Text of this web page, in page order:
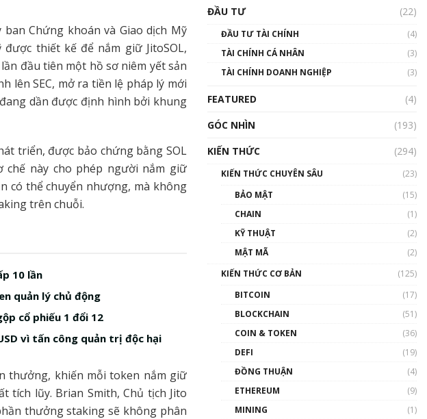
Chứng khoán và Giao dịch Mỹ
được thiết kế để nắm giữ JitoSOL,
đầu tiên một hồ sơ niêm yết sản
lên SEC, mở ra tiền lệ pháp lý mới
dần được định hình bởi khung
triển, được bảo chứng bằng SOL
chế này cho phép người nắm giữ
có thể chuyển nhượng, mà không
trên chuỗi.
10 lần
quản lý chủ động
cổ phiếu 1 đổi 12
vì tấn công quản trị độc hại
thưởng, khiến mỗi token nắm giữ
tích lũy. Brian Smith, Chủ tịch Jito
thưởng staking sẽ không phân
uptrend trong năm 2023? |
Phổ cập Blockchain
00:02:14
Nhìn lại năm 2022: Những
nhân vật ảnh hưởng nhất
hệ sinh thái tiền mã hoá |
Blockchain
Nhân sự tương lại ngành
Blockchain Việt Nam | Phổ
cập Blockchain
Blockchain đang được ứng
ĐẦU TƯ (22)
ĐẦU TƯ TÀI CHÍNH
(4)
TÀI CHÍNH CÁ NHÂN
(3)
TÀI CHÍNH DOANH NGHIỆP
(3)
FEATURED
(4)
GÓC NHÌN
(193)
KIẾN THỨC
(294)
KIẾN THỨC CHUYÊN SÂU
(23)
BẢO MẬT
(15)
CHAIN
(1)
KỸ THUẬT
(2)
MẬT MÃ
(2)
KIẾN THỨC CƠ BẢN
(125)
BITCOIN
(17)
BLOCKCHAIN
(51)
COIN & TOKEN
(36)
DEFI
(19)
ĐỒNG THUẬN
(4)
ETHEREUM
(9)
MINING
(1)